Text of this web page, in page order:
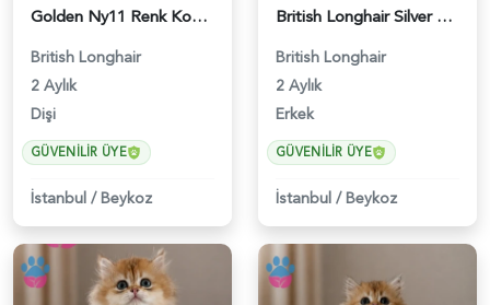
Golden Ny11 Renk Koduna Sahip British Longhair Kızımız - 4544
British Longhair
2 Aylık
Dişi
GÜVENILIR ÜYE
İstanbul /Beykoz
British Longhair Silver Tabby Erkek Yavrumuz - 4589
British Longhair
2 Aylık
Erkek
GÜVENILIR ÜYE
İstanbul /Beykoz